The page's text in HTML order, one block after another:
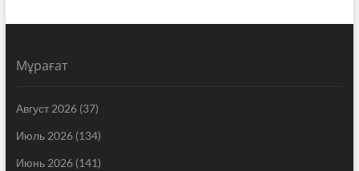
Мұрағат
Август 2026(37)
Июль 2026(134)
Июнь 2026(141)